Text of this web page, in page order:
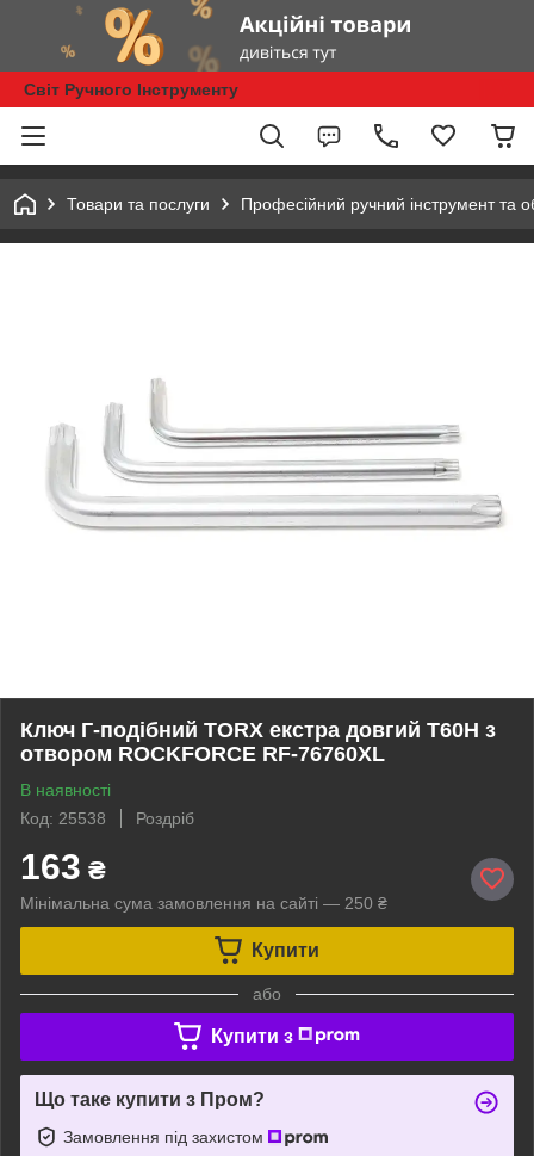
Світ Ручного Інструменту
Товари та послуги Професійний ручний інструмент та
Ключ Г-подібний TORX екстра довгий T60H з
отвором ROCKFORCE RF-76760XL
В наявності
Код: 25538
Роздріб
163 ₴
Мінімальна сума замовлення на сайті — 250 ₴
Купити
або
Купити з
Що таке купити з Пром?
Замовлення під захистом